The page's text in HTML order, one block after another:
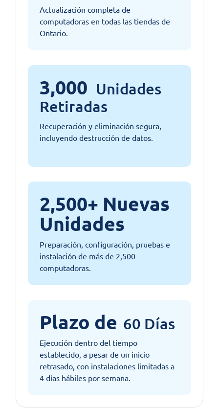
Actualización completa de
computadoras en todas las tiendas de
Ontario.
3,000 Unidades
Retiradas
Recuperación y eliminación segura,
incluyendo destrucción de datos.
2,500+ Nuevas
Unidades
Preparación, configuración, pruebas e
instalación de más de 2,500
computadoras.
Plazo de 60 Días
Ejecución dentro del tiempo
establecido, a pesar de un inicio
retrasado, con instalaciones limitadas a
4 días hábiles por semana.